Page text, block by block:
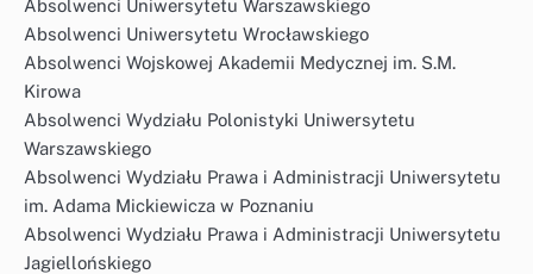
Absolwenci Uniwersytetu Warszawskiego
Absolwenci Uniwersytetu Wrocławskiego
Absolwenci Wojskowej Akademii Medycznej im. S.M.
Kirowa
Absolwenci Wydziału Polonistyki Uniwersytetu
Warszawskiego
Absolwenci Wydziału Prawa i Administracji Uniwersytetu
im. Adama Mickiewicza w Poznaniu
Absolwenci Wydziału Prawa i Administracji Uniwersytetu
Jagiellońskiego